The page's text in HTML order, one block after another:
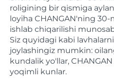
roligining bir qismiga
loyiha CHANGAN'ning
ishlab chiqarilishi
Siz quyidagi kabi
joylashingiz mumkin:
kundalik yo'llar,
yoqimli kunlar.